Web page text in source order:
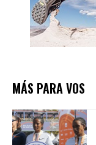
MÁS PARA VOS